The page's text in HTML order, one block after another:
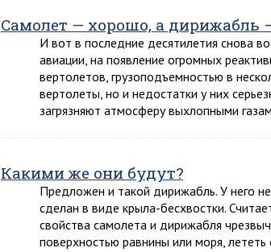
Самолет — хорошо, а дирижабль
И вот в последние десятилетия снова
авиации, на появление огромных
вертолетов, грузоподъемностью в
вертолеты, но и недостатки у них
загрязняют атмосферу выхлопными
Какими же они будут?
Предложен и такой дирижабль. У него
сделан в виде крыла-бесхвостки.
свойства самолета и дирижабля
поверхностью равнины или моря,